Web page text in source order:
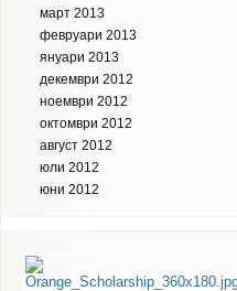
март 2013
февруари 2013
януари 2013
декември 2012
ноември 2012
октомври 2012
август 2012
юли 2012
юни 2012